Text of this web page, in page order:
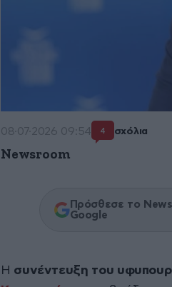
08·07·2026 09:54 4 σχόλια
Newsroom
Πρόσθεσε το
Google
Η συνέντευξη του